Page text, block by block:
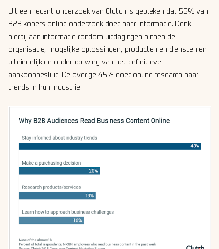
Uit een recent onderzoek van Clutch is gebleken dat 55% van
B2B kopers online onderzoek doet naar informatie. Denk
hierbij aan informatie rondom uitdagingen binnen de
organisatie, mogelijke oplossingen, producten en diensten en
uiteindelijk de onderbouwing van het definitieve
aankoopbesluit. De overige 45% doet online research naar
trends in hun industrie.